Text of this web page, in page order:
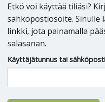
Etkö voi käyttää tiliäsi?
sähköpostiosoite. Sinulle
linkki, jota painamalla
salasanan.
Käyttäjätunnus tai